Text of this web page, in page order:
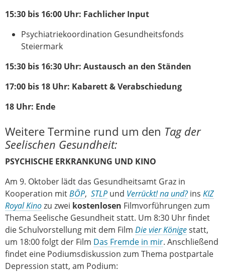
15:30 bis 16:00 Uhr: Fachlicher Input
Psychiatriekoordination Gesundheitsfonds
Steiermark
15:30 bis 16:30 Uhr: Austausch an den Ständen
17:00 bis 18 Uhr: Kabarett & Verabschiedung
18 Uhr: Ende
Weitere Termine rund um den Tag der
Seelischen Gesundheit:
PSYCHISCHE ERKRANKUNG UND KINO
Am 9. Oktober lädt das Gesundheitsamt Graz in
Kooperation mitBÖP, STLP und Verrückt! na und?ins KIZ
Royal Kinozu zwei kostenlosen Filmvorführungen zum
Thema Seelische Gesundheit statt. Um 8:30 Uhr findet
die Schulvorstellung mit dem Film Die vier Königestatt,
um 18:00 folgt der Film Das Fremde in mir. Anschließend
findet eine Podiumsdiskussion zum Thema postpartale
Depression statt, am Podium: